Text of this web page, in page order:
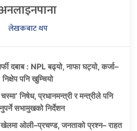
लेखकबाट थप
दबाब : NPL बढ्यो, नाफा घट्यो, कर्जा–
निक्षेप पनि खुम्चियो
निषेध, प्रधानमन्त्री र मन्त्रीले पनि
सभामुखको निर्देशन
ओली–प्रचण्ड, जनताको प्रश्न– राहत